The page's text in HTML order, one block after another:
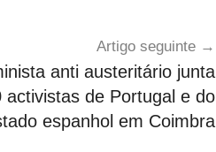
Artigo seguinte
anti austeritário junta
activistas de Portugal e do
espanhol em Coimbra